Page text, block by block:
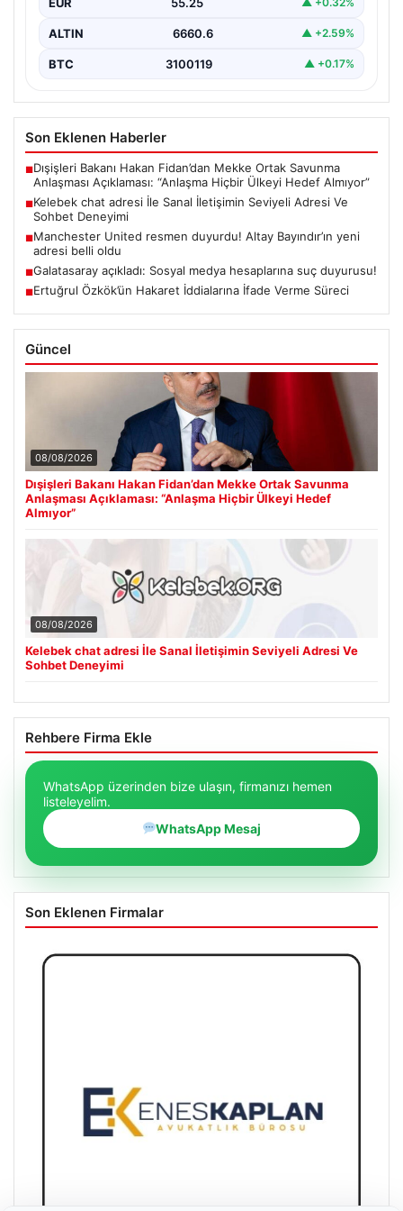
ALTIN 6660.6 ▲ +2.59%
BTC 3100119 ▲ +0.17%
Son Eklenen Haberler
■Dışişleri Bakanı Hakan Fidan’dan Mekke Ortak Savunma
Anlaşması Açıklaması: “Anlaşma Hiçbir Ülkeyi Hedef Almıyor”
■Kelebek chat adresi İle Sanal İletişimin Seviyeli Adresi Ve
Sohbet Deneyimi
■Manchester United resmen duyurdu! Altay Bayındır’ın yeni
adresi belli oldu
■Galatasaray açıkladı: Sosyal medya hesaplarına suç duyurusu!
■Ertuğrul Özkök’ün Hakaret İddialarına İfade Verme Süreci
Güncel
08/08/2026
Dışişleri Bakanı Hakan Fidan’dan Mekke Ortak Savunma
Anlaşması Açıklaması: “Anlaşma Hiçbir Ülkeyi Hedef
Almıyor”
08/08/2026
Kelebek chat adresi İle Sanal İletişimin Seviyeli Adresi Ve
Sohbet Deneyimi
Rehbere Firma Ekle
WhatsApp üzerinden bize ulaşın, firmanızı hemen
listeleyelim.
WhatsApp Mesaj
Son Eklenen Firmalar